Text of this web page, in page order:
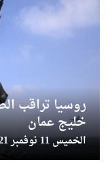
روسيا تراقب
خليج عمان
الخميس 11 نوفمبر 2021 - 18:28:07